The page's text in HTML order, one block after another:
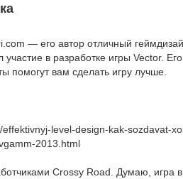
— его автор отличный
в разработке игры Vector.
помогут вам сделать игру лучше.
level-design-kak-sozdavat-
2013.html
Crossy Road. Думаю, игра